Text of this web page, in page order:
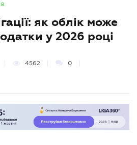
як облік може
у 2026 році
4562 0